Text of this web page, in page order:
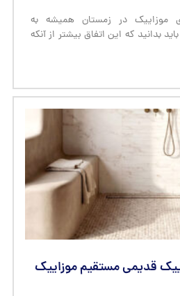
موزاییک در زمستان همیشه به
بدانید که این اتفاق بیشتر از آنکه
قدیمی مستقیم موزاییک